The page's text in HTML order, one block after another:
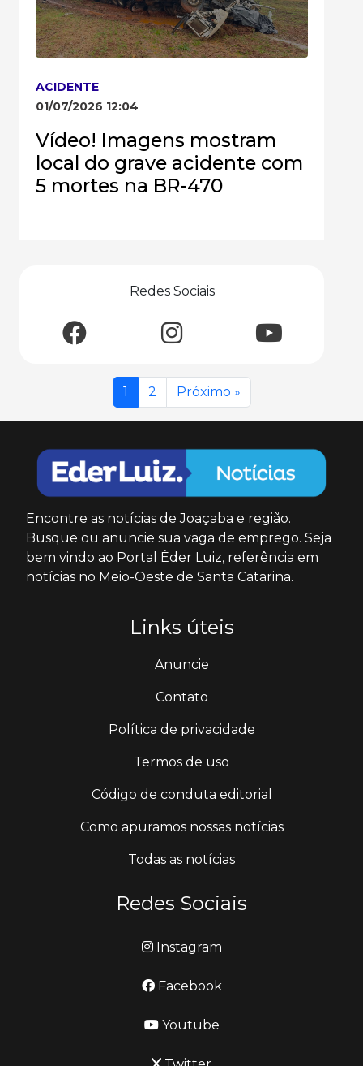
ACIDENTE
01/07/2026 12:04
Vídeo! Imagens mostram
local do grave acidente com
5 mortes na BR-470
Redes Sociais
1 2 Próximo »
Encontre as notícias de Joaçaba e região.
Busque ou anuncie sua vaga de emprego. Seja
bem vindo ao Portal Éder Luiz, referência em
notícias no Meio-Oeste de Santa Catarina.
Links úteis
Anuncie
Contato
Política de privacidade
Termos de uso
Código de conduta editorial
Como apuramos nossas notícias
Todas as notícias
Redes Sociais
Instagram
Facebook
Youtube